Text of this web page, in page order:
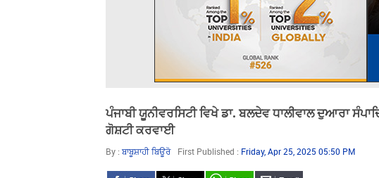
ਪੰਜਾਬੀ ਯੂਨੀਵਰਸਿਟੀ ਵਿਖੇ ਡਾ. ਬਲਦੇਵ ਧਾਲੀਵਾਲ ਦੁਆਰਾ
ਗੋਸ਼ਟੀ ਕਰਵਾਈ
By : ਬਾਬੂਸ਼ਾਹੀ ਬਿਊਰੋ First Published : Friday, Apr 25, 2025 05:50 PM